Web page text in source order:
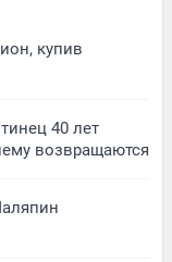
купив
40 лет
возвращаются